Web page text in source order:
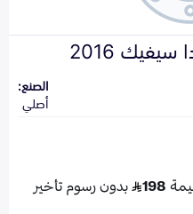
2016
الصنع:
أصلي